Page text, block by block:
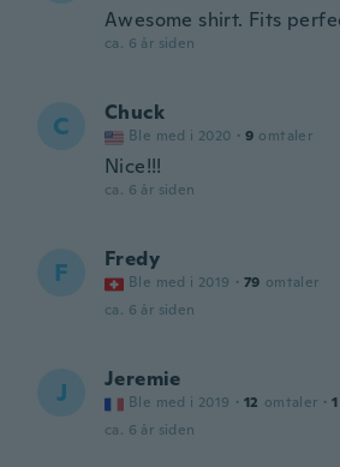
Awesome shirt. Fits
ca. 6 år siden
C Chuck
Ble med i 2020 · 9 omtaler
Nice!!!
ca. 6 år siden
F Fredy
Ble med i 2019 · 79 omtaler
ca. 6 år siden
J Jeremie
Ble med i 2019 · 12 omtaler · 1
ca. 6 år siden